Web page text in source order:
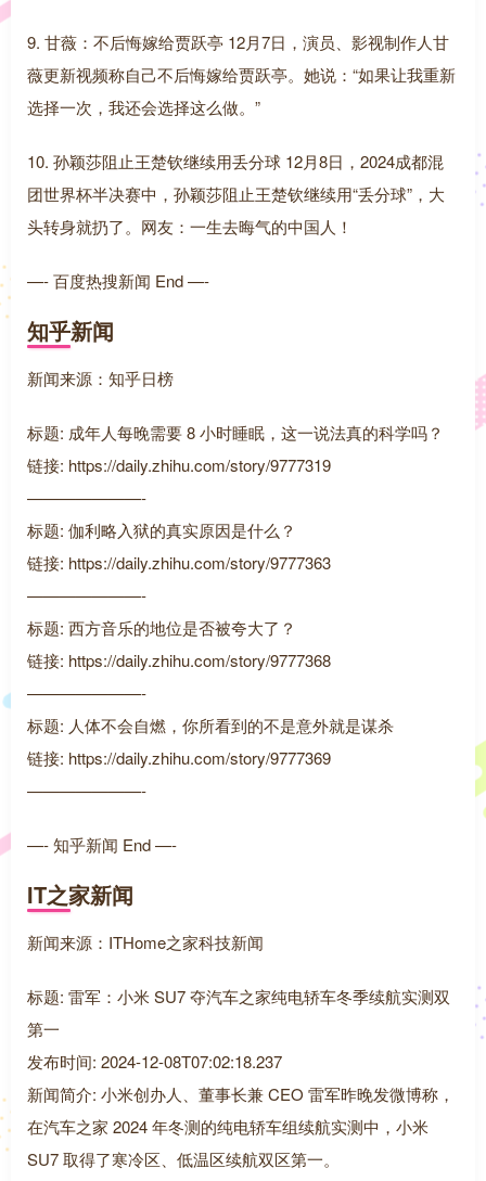
9. 甘薇：不后悔嫁给贾跃亭 12月7日，演员、影视制作人甘
薇更新视频称自己不后悔嫁给贾跃亭。她说：“如果让我重新
选择一次，我还会选择这么做。”
10. 孙颖莎阻止王楚钦继续用丢分球 12月8日，2024成都混
团世界杯半决赛中，孙颖莎阻止王楚钦继续用“丢分球”，大
头转身就扔了。网友：一生去晦气的中国人！
—- 百度热搜新闻 End —-
知乎新闻
新闻来源：知乎日榜
标题: 成年人每晚需要 8 小时睡眠，这一说法真的科学吗？
链接: https://daily.zhihu.com/story/9777319
———————-
标题: 伽利略入狱的真实原因是什么？
链接: https://daily.zhihu.com/story/9777363
———————-
标题: 西方音乐的地位是否被夸大了？
链接: https://daily.zhihu.com/story/9777368
———————-
标题: 人体不会自燃，你所看到的不是意外就是谋杀
链接: https://daily.zhihu.com/story/9777369
———————-
—- 知乎新闻 End —-
IT之家新闻
新闻来源：ITHome之家科技新闻
标题: 雷军：小米 SU7 夺汽车之家纯电轿车冬季续航实测双
第一
发布时间: 2024-12-08T07:02:18.237
新闻简介: 小米创办人、董事长兼 CEO 雷军昨晚发微博称，
在汽车之家 2024 年冬测的纯电轿车组续航实测中，小米
SU7 取得了寒冷区、低温区续航双区第一。